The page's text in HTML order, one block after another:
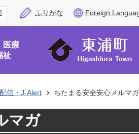
ふりがな Foreign
医療
祉
信・J-Alert ちたまる安全安心メルマガ
マガ